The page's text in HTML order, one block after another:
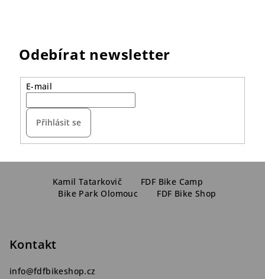
Odebírat newsletter
E-mail
Přihlásit se
Kamil Tatarkovič
FDF Bike Camp
Bike Park Olomouc
FDF Bike Shop
Kontakt
info@fdfbikeshop.cz